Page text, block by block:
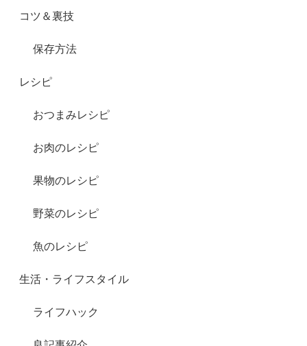
コツ＆裏技
保存方法
レシピ
おつまみレシピ
お肉のレシピ
果物のレシピ
野菜のレシピ
魚のレシピ
生活・ライフスタイル
ライフハック